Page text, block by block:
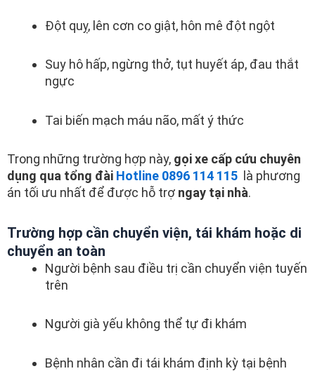
Đột quỵ, lên cơn co giật, hôn mê đột ngột
Suy hô hấp, ngừng thở, tụt huyết áp, đau thắt
ngực
Tai biến mạch máu não, mất ý thức
Trong những trường hợp này, gọi xe cấp cứu chuyên
dụng qua tổng đài Hotline 0896 114 115
là phương
án tối ưu nhất để được hỗ trợ ngay tại nhà.
Trường hợp cần chuyển viện, tái khám hoặc di
chuyển an toàn
Người bệnh sau điều trị cần chuyển viện tuyến
trên
Người già yếu không thể tự đi khám
Bệnh nhân cần đi tái khám định kỳ tại bệnh